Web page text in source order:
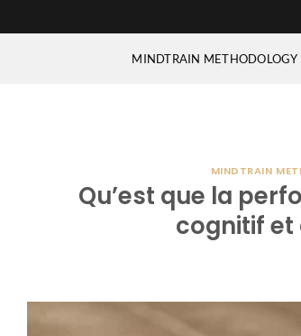
au
MINDTRAIN METHODOLOGY
MINDTRAIN
Qu’est que la
cognitif et